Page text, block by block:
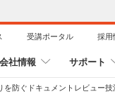
受講ポータル 採用
会社情報 サポート
防ぐドキュメントレビュー技